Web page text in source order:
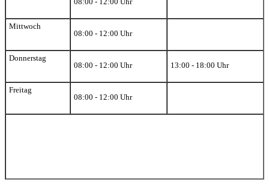
08:00 - 12:00 Uhr
Mittwoch
08:00 - 12:00 Uhr
Donnerstag
08:00 - 12:00 Uhr
13:00 - 18:00 Uhr
Freitag
08:00 - 12:00 Uhr